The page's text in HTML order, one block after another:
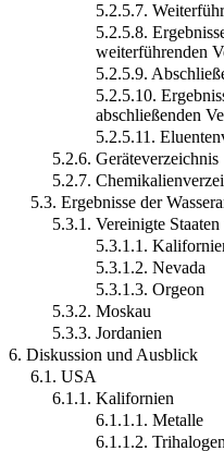
5.2.5.7.
5.2.5.8.
weiterführenden
5.2.5.9.
5.2.5.10.
abschließenden
5.2.5.11.
5.2.6. Geräteverzeichnis
5.2.7.
5.3. Ergebnisse der
5.3.1. Vereinigte
5.3.1.1.
5.3.1.2. Nevada
5.3.1.3. Orgeon
5.3.2. Moskau
5.3.3. Jordanien
6. Diskussion und Ausblick
6.1. USA
6.1.1. Kalifornien
6.1.1.1. Metalle
6.1.1.2.